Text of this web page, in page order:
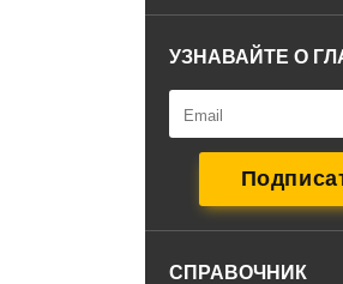
УЗНАВАЙТЕ О
СПРАВОЧНИК